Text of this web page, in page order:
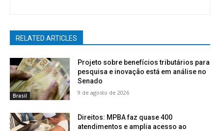
RELATED ARTICLES
Brasil
Projeto sobre benefícios tributários para
pesquisa e inovação está em análise no
Senado
9 de agosto de 2026
Direitos: MPBA faz quase 400
atendimentos e amplia acesso ao